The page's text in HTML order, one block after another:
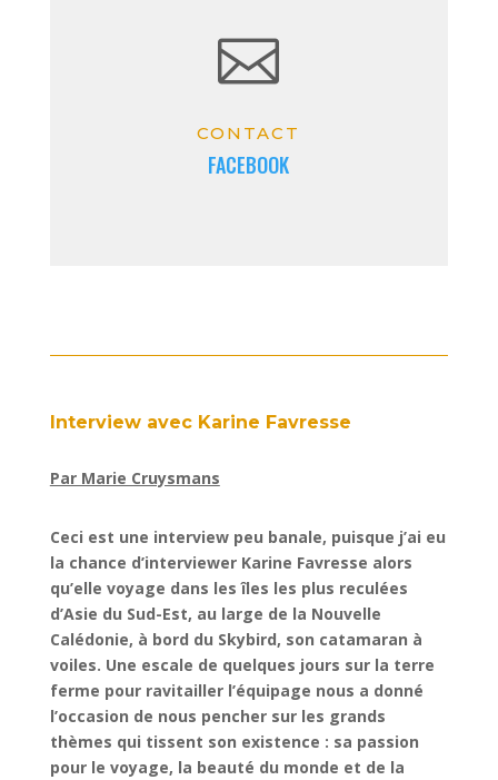

CONTACT
FACEBOOK
Interview avec Karine Favresse
Par Marie Cruysmans
Ceci est une interview peu banale, puisque j’ai eu
la chance d’interviewer Karine Favresse alors
qu’elle voyage dans les îles les plus reculées
d’Asie du Sud-Est, au large de la Nouvelle
Calédonie, à bord du Skybird, son catamaran à
voiles. Une escale de quelques jours sur la terre
ferme pour ravitailler l’équipage nous a donné
l’occasion de nous pencher sur les grands
thèmes qui tissent son existence : sa passion
pour le voyage, la beauté du monde et de la